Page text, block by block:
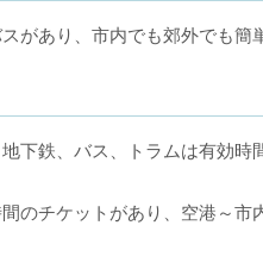
があり、市内でも郊外でも簡
下鉄、バス、
トラムは有効時
のチケットがあり、空港～市